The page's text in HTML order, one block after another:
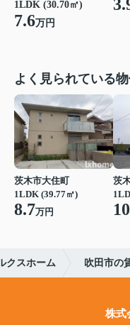
1LDK (30.70㎡)
7.6万円
よく見られている
茨木市大住町
1LDK (39.77㎡)
8.7万円
茨
クスホーム 吹田市の
株式